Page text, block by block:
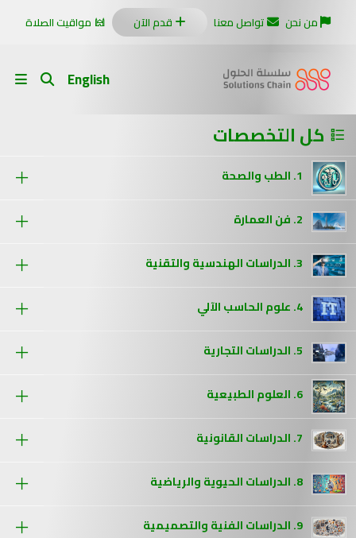
من نحن تواصل معنا قدم الآن مواقيت الصلاة
English
كل التخصصات
1. الطب والصحة
2. فن العمارة
3. الدراسات الهندسية والتقنية
4. علوم الحاسب الآلي
5. الدراسات التجارية
6. العلوم الطبيعية
7. الدراسات القانونية
8. الدراسات الحيوية والرياضية
9. الدراسات الفنية والتصميمية